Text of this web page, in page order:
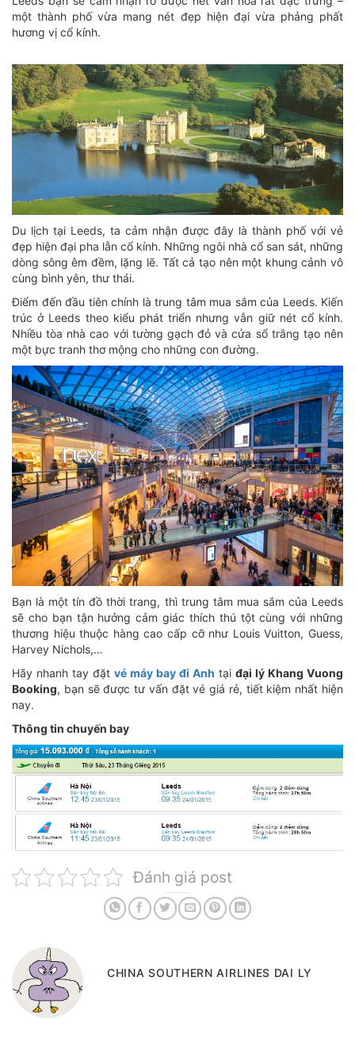
một thành phố vừa mang nét đẹp hiện đại vừa phảng phất
hương vị cổ kính.
Du lịch tại Leeds, ta cảm nhận được đây là thành phố với vẻ
đẹp hiện đại pha lẫn cổ kính. Những ngôi nhà cổ san sát, những
dòng sông êm đềm, lặng lẽ. Tất cả tạo nên một khung cảnh vô
cùng bình yên, thư thái.
Điểm đến đầu tiên chính là trung tâm mua sắm của Leeds. Kiến
trúc ở Leeds theo kiểu phát triển nhưng vẫn giữ nét cổ kính.
Nhiều tòa nhà cao với tường gạch đỏ và cửa sổ trắng tạo nên
một bực tranh thơ mộng cho những con đường.
Bạn là một tín đồ thời trang, thì trung tâm mua sắm của Leeds
sẽ cho bạn tận hưởng cảm giác thích thú tột cùng với những
thương hiệu thuộc hàng cao cấp cỡ như Louis Vuitton, Guess,
Harvey Nichols,…
Hãy nhanh tay đặt vé máy bay đi Anh tại đại lý Khang Vuong
Booking, bạn sẽ được tư vấn đặt vé giá rẻ, tiết kiệm nhất hiện
nay.
Thông tin chuyến bay
Đánh giá post
CHINA SOUTHERN AIRLINES DAI LY